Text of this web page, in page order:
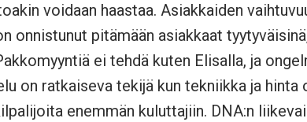
voidaan haastaa. Asiakkaiden
onnistunut pitämään asiakkaat
ei tehdä kuten Elisalla, ja
on ratkaiseva tekijä kun tekniikka ja hinta
enemmän kuluttajiin. DNA:n